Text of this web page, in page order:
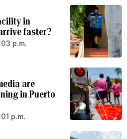
in
faster?
p.m.
are
in Puerto
p.m.